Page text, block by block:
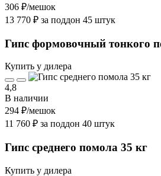
306 ₽/мешок
13 770 ₽ за поддон 45 штук
Гипс формовочный тонкого
Купить у дилера
4,8
В наличии
294 ₽/мешок
11 760 ₽ за поддон 40 штук
Гипс среднего помола 35 кг
Купить у дилера